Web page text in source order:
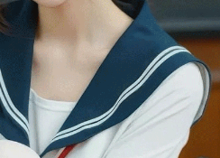
台湾 美国 韩国 日本